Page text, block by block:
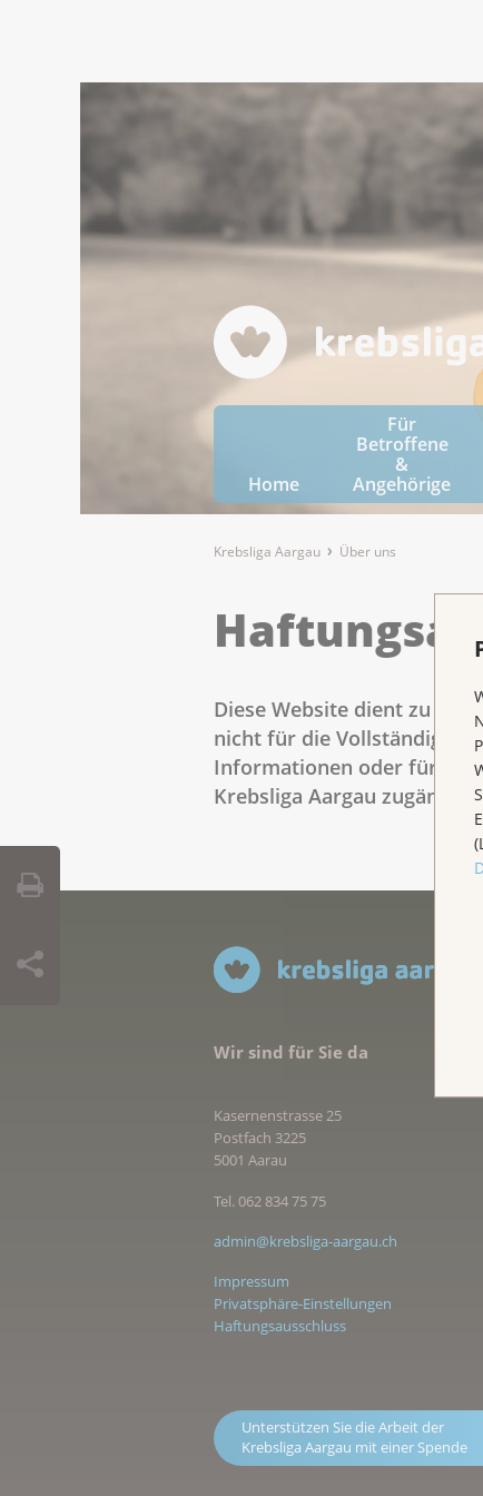
Home
Für
Betroffene
&
Angehörige
Krebsliga Aargau Über uns
Diese Website dient zu
nicht für die
Informationen oder für
Krebsliga Aargau
Wir sind für Sie da
Kasernenstrasse 25
Postfach 3225
5001 Aarau
Tel. 062 834 75 75
admin@krebsliga-aargau.ch
Impressum
Privatsphäre-Einstellungen
Haftungsausschluss
Unterstützen Sie die Arbeit der
Krebsliga Aargau mit einer Spende